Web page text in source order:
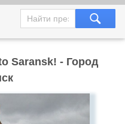
Saransk! - Город